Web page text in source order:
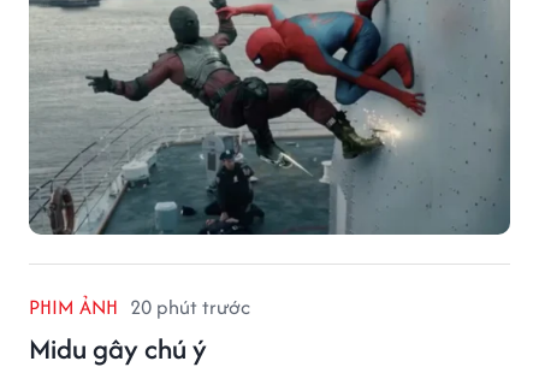
PHIM ẢNH 20 phút trước
Midu gây chú ý